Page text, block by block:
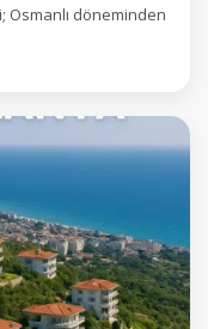
Osmanlı döneminden